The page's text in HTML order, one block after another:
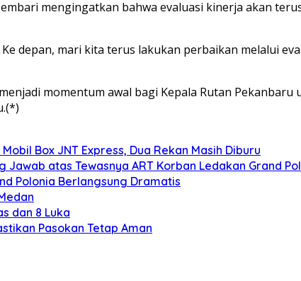
mengingatkan bahwa evaluasi kinerja akan
depan, mari kita terus lakukan perbaikan melalui
momentum awal bagi Kepala Rutan
Box JNT Express, Dua Rekan Masih Diburu
atas Tewasnya ART Korban Ledakan Grand
Polonia Berlangsung Dramatis
dan 8 Luka
Pasokan Tetap Aman